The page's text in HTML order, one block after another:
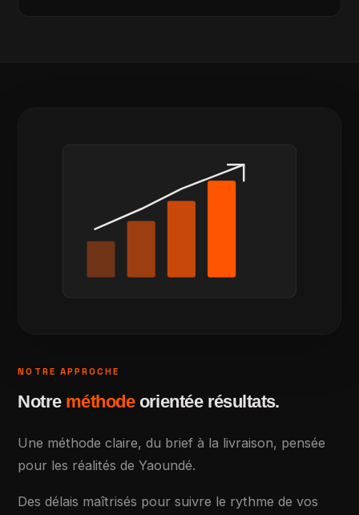
NOTRE APPROCHE
Notre méthodeorientée résultats.
Une méthode claire, du brief à la livraison, pensée
pour les réalités de Yaoundé.
Des délais maîtrisés pour suivre le rythme de vos